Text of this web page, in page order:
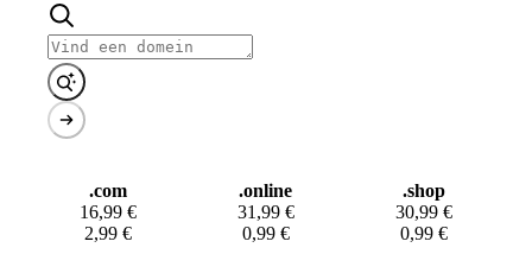
.com
16,99 €
2,99 €
.online
31,99 €
0,99 €
.shop
30,99 €
0,99 €